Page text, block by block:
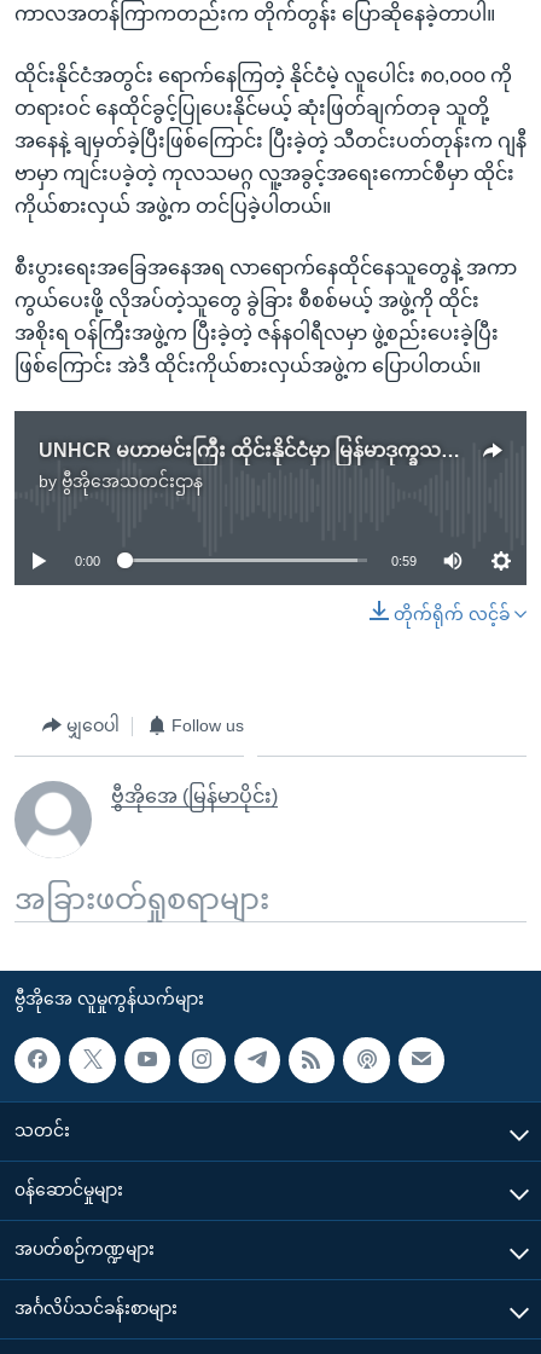
ကာလအတန်ကြာကတည်းက တိုက်တွန်း ပြောဆိုနေခဲ့တာပါ။
ထိုင်းနိုင်ငံအတွင်း ရောက်နေကြတဲ့ နိုင်ငံမဲ့ လူပေါင်း ၈၀,၀၀၀ ကို
တရားဝင် နေထိုင်ခွင့်ပြုပေးနိုင်မယ့် ဆုံးဖြတ်ချက်တခု သူတို့
အနေနဲ့ ချမှတ်ခဲ့ပြီးဖြစ်ကြောင်း ပြီးခဲ့တဲ့ သီတင်းပတ်တုန်းက ဂျနီ
ဗာမှာ ကျင်းပခဲ့တဲ့ ကုလသမဂ္ဂ လူ့အခွင့်အရေးကောင်စီမှာ ထိုင်း
ကိုယ်စားလှယ် အဖွဲ့က တင်ပြခဲ့ပါတယ်။
စီးပွားရေးအခြေအနေအရ လာရောက်နေထိုင်နေသူတွေနဲ့ အကာ
ကွယ်ပေးဖို့ လိုအပ်တဲ့သူတွေ ခွဲခြား စီစစ်မယ့် အဖွဲ့ကို ထိုင်း
အစိုးရ ဝန်ကြီးအဖွဲ့က ပြီးခဲ့တဲ့ ဇန်နဝါရီလမှာ ဖွဲ့စည်းပေးခဲ့ပြီး
ဖြစ်ကြောင်း အဲဒီ ထိုင်းကိုယ်စားလှယ်အဖွဲ့က ပြောပါတယ်။
UNHCR မဟာမင်းကြီး ထိုင်းနိုင်ငံမှာ မြန်မာဒုက္ခသည်အရေး ဆွေးနွေးမည်
by ဗွီအိုအေသတင်းဌာန
No media source currently available
0:00 0:59
တိုက်ရိုက် လင့်ခ်
မျှဝေပါ Follow us
ဗွီအိုအေ (မြန်မာပိုင်း)
အခြားဖတ်ရှုစရာများ
ဗွီအိုအေ လူမှုကွန်ယက်များ
သတင်း
၀န်ဆောင်မှုများ
အပတ်စဉ်ကဏ္ဍများ
အင်္ဂလိပ်သင်ခန်းစာများ